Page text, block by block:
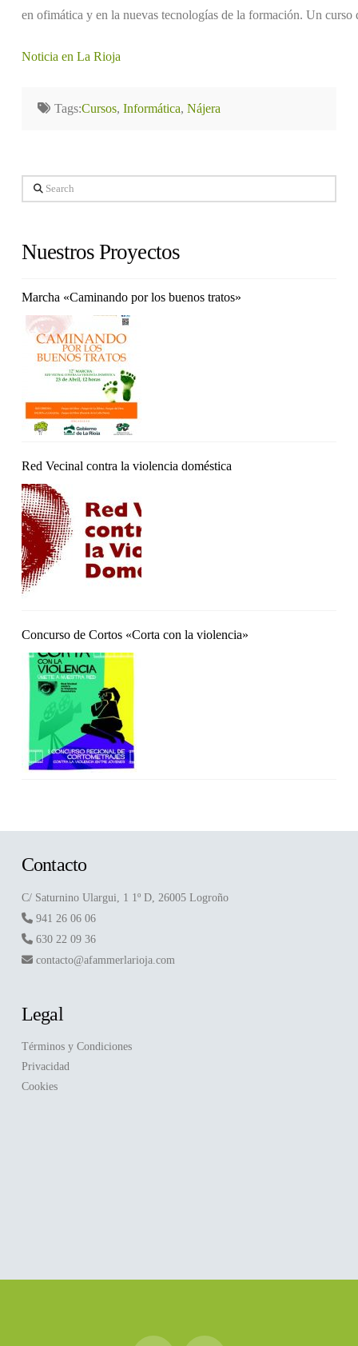
en ofimática y en la nuevas tecnologías de la formación. Un
Noticia en La Rioja
Tags:Cursos, Informática, Nájera
Search
Nuestros Proyectos
Marcha «Caminando por los buenos tratos»
Red Vecinal contra la violencia doméstica
Concurso de Cortos «Corta con la violencia»
Contacto
C/ Saturnino Ulargui, 1 1º D, 26005 Logroño
941 26 06 06
630 22 09 36
contacto@afammerlarioja.com
Legal
Términos y Condiciones
Privacidad
Cookies